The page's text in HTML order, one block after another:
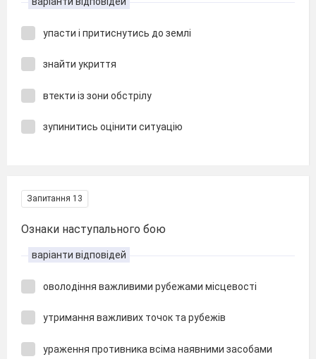
упасти і притиснутись до землі
знайти укриття
втекти із зони обстрілу
зупинитись оцінити ситуацію
Запитання 13
Ознаки наступального бою
варіанти відповідей
оволодіння важливими рубежами місцевості
утримання важливих точок та рубежів
ураження противника всіма наявними засобами